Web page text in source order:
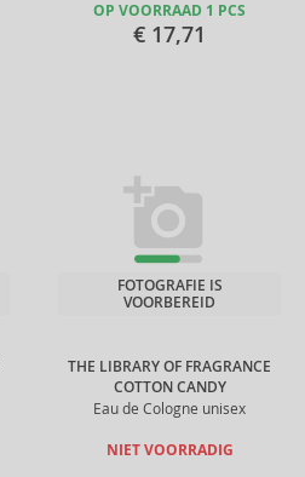
OP VOORRAAD 1 PCS
€ 17,71
THE LIBRARY OF FRAGRANCE
COTTON CANDY
Eau de Cologne unisex
FOTOGRAFIE IS
VOORBEREID
NIET VOORRADIG